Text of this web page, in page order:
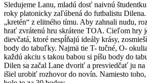
Sledujeme Lanu, mladú dosť naivnú
roky platonicky zaľúbená do futbalistu
„kretén“ z elitného tímu. Aby zahnali nudu,
hrať zvrátenú hru skrátene TOA. Cieľom hry
dievčatá, ktoré nespĺňajú ideály krásy,
body do tabuľky. Najmä tie T- tučné, O-
každú akciu s takou babou si píšu body do
Dilen sa začal Lane dvoriť a presviedčať ju na
išiel urobiť rozhovor do novín. Namiesto